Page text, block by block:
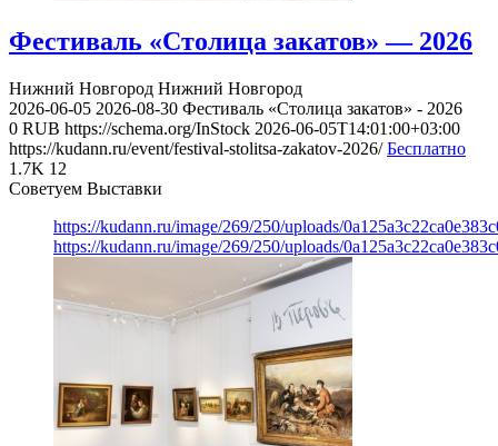
Фестиваль «Столица закатов» — 2026
Нижний Новгород Нижний Новгород
2026-06-05 2026-08-30 Фестиваль «Столица закатов» - 2026
0 RUB https://schema.org/InStock 2026-06-05T14:01:00+03:00
https://kudann.ru/event/festival-stolitsa-zakatov-2026/ Бесплатно
1.7K 12
Советуем Выставки
https://kudann.ru/image/269/250/uploads/
https://kudann.ru/image/269/250/uploads/